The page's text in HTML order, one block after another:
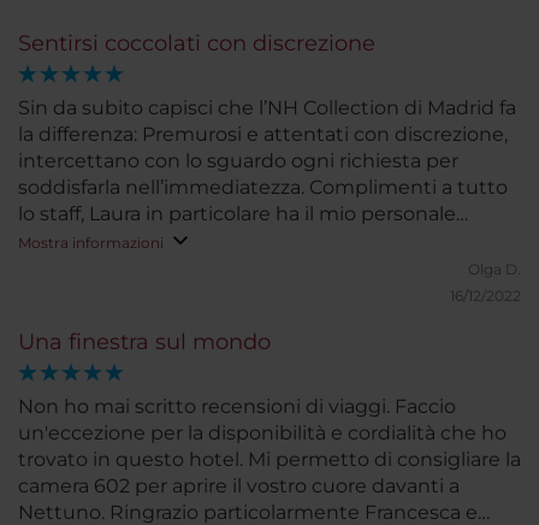
Sentirsi coccolati con discrezione
Sin da subito capisci che l’NH Collection di Madrid fa
la differenza: Premurosi e attentati con discrezione,
intercettano con lo sguardo ogni richiesta per
soddisfarla nell’immediatezza. Complimenti a tutto
lo staff, Laura in particolare ha il mio personale
ringraziamento di cuore per avere gestito con un
Mostra informazioni
Olga D.
16/12/2022
Una finestra sul mondo
Non ho mai scritto recensioni di viaggi. Faccio
un'eccezione per la disponibilità e cordialità che ho
trovato in questo hotel. Mi permetto di consigliare la
camera 602 per aprire il vostro cuore davanti a
Nettuno. Ringrazio particolarmente Francesca e